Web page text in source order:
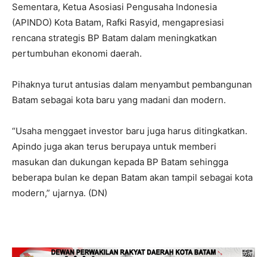
Sementara, Ketua Asosiasi Pengusaha Indonesia
(APINDO) Kota Batam, Rafki Rasyid, mengapresiasi
rencana strategis BP Batam dalam meningkatkan
pertumbuhan ekonomi daerah.
Pihaknya turut antusias dalam menyambut pembangunan
Batam sebagai kota baru yang madani dan modern.
“Usaha menggaet investor baru juga harus ditingkatkan.
Apindo juga akan terus berupaya untuk memberi
masukan dan dukungan kepada BP Batam sehingga
beberapa bulan ke depan Batam akan tampil sebagai kota
modern,” ujarnya. (DN)